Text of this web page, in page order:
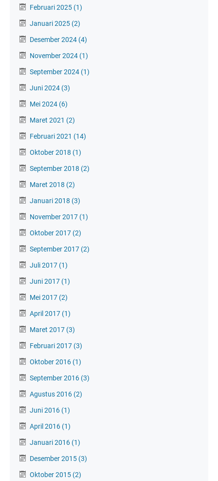
Februari 2025 (1)
Januari 2025 (2)
Desember 2024 (4)
November 2024 (1)
September 2024 (1)
Juni 2024 (3)
Mei 2024 (6)
Maret 2021 (2)
Februari 2021 (14)
Oktober 2018 (1)
September 2018 (2)
Maret 2018 (2)
Januari 2018 (3)
November 2017 (1)
Oktober 2017 (2)
September 2017 (2)
Juli 2017 (1)
Juni 2017 (1)
Mei 2017 (2)
April 2017 (1)
Maret 2017 (3)
Februari 2017 (3)
Oktober 2016 (1)
September 2016 (3)
Agustus 2016 (2)
Juni 2016 (1)
April 2016 (1)
Januari 2016 (1)
Desember 2015 (3)
Oktober 2015 (2)